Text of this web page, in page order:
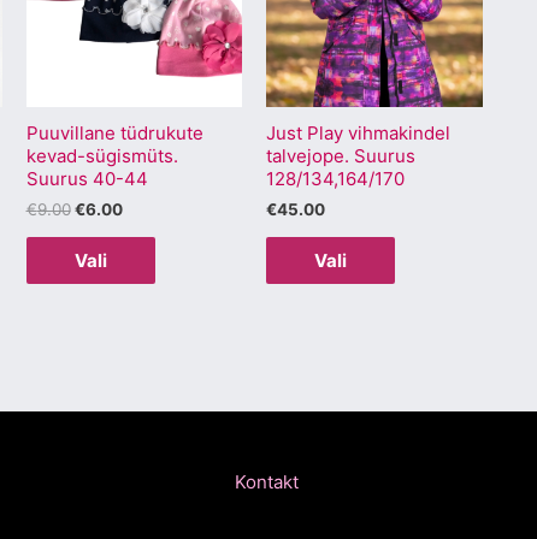
Puuvillane tüdrukute
kevad-sügismüts.
Suurus 40-44
€9.00 €6.00
Vali
varianti.
Valikuid
teha
tootelehel.
Just Play vihmakindel
talvejope. Suurus
128/134,164/170
€45.00
Vali
varianti.
Valikuid
saab
teha
tootelehel.
Kontakt